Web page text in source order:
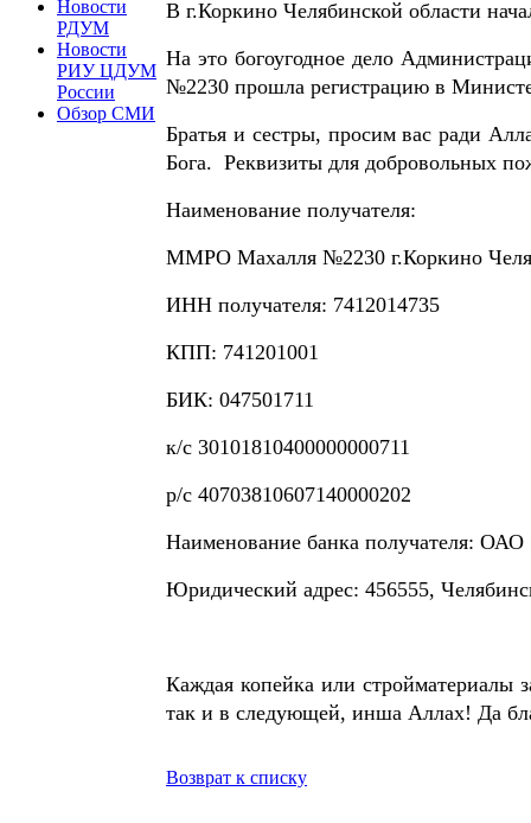
Новости
РДУМ
Новости
РИУ ЦДУМ
России
Обзор СМИ
В г.Коркино Челябинской области
На это богоугодное дело
№2230 прошла регистрацию в
Братья и сестры, просим вас ради
Бога. Реквизиты для добровольных
Наименование получателя:
ММРО Махалля №2230 г.Коркино
ИНН получателя: 7412014735
КПП: 741201001
БИК: 047501711
к/с 30101810400000000711
р/с 40703810607140000202
Наименование банка получателя: ОАО
Юридический адрес: 456555,
Каждая копейка или стройматериалы
так и в следующей, инша Аллах! Да
Возврат к списку